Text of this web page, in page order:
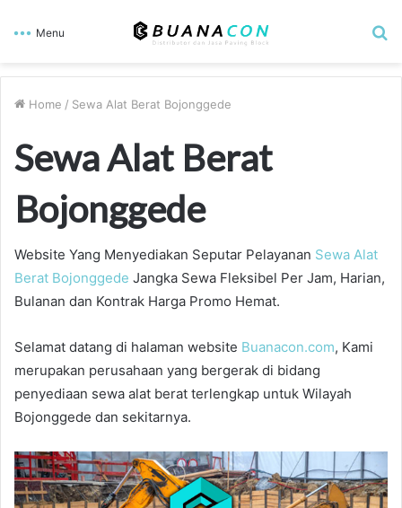
Menu
Home / Sewa Alat Berat Bojonggede
Sewa Alat Berat
Bojonggede
Website Yang Menyediakan Seputar Pelayanan Sewa Alat
Berat Bojonggede Jangka Sewa Fleksibel Per Jam, Harian,
Bulanan dan Kontrak Harga Promo Hemat.
Selamat datang di halaman website Buanacon.com, Kami
merupakan perusahaan yang bergerak di bidang
penyediaan sewa alat berat terlengkap untuk Wilayah
Bojonggede dan sekitarnya.